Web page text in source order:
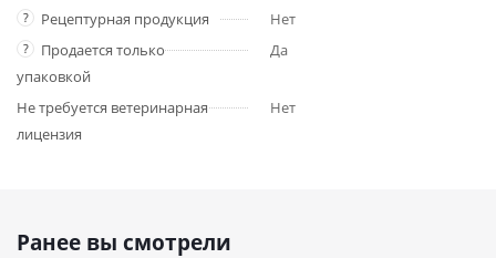
? Рецептурная продукция Нет
?
Продается только
упаковкой
Да
Не требуется ветеринарная
лицензия
Нет
Ранее вы смотрели